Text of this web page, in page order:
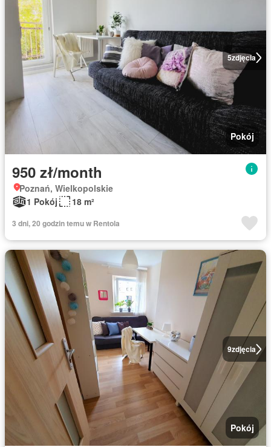
5zdjęcia
Pokój
950 zł/month
Poznań, Wielkopolskie
1 Pokój
18 m²
3 dni, 20 godzin temu w Rentola
9zdjęcia
Pokój